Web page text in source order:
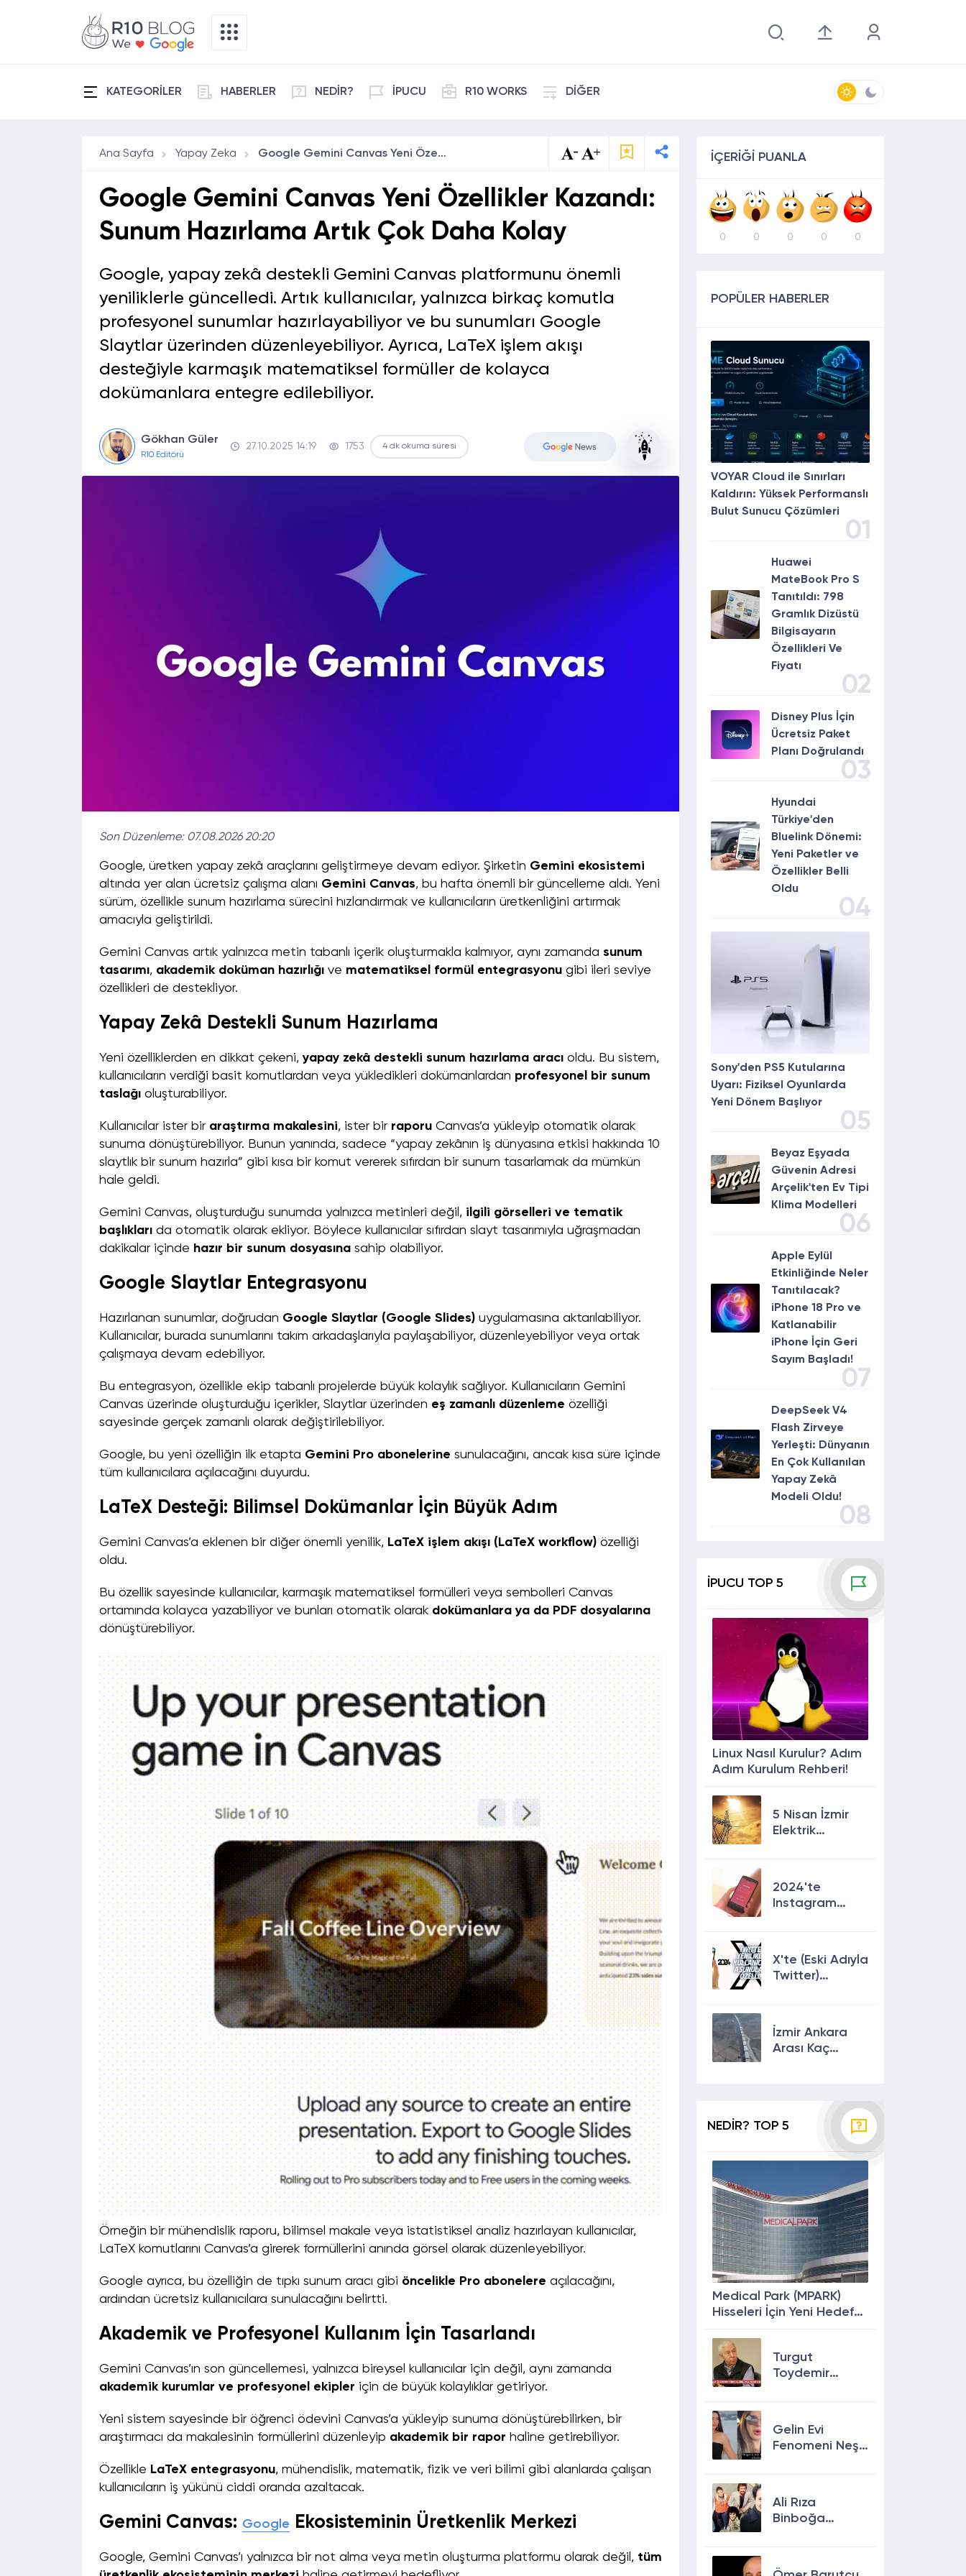
KATEGORİLER HABERLER NEDİR? İPUCU R10 WORKS DİĞER
Ana Sayfa Yapay Zeka Google Gemini Canvas Yeni Özellikler Kazandı: Sunum Hazırlama Artık Çok Daha Kolay
Google Gemini Canvas Yeni Özellikler Kazandı:
Sunum Hazırlama Artık Çok Daha Kolay
Google, yapay zekâ destekli Gemini Canvas platformunu önemli
yeniliklerle güncelledi. Artık kullanıcılar, yalnızca birkaç komutla
profesyonel sunumlar hazırlayabiliyor ve bu sunumları Google
Slaytlar üzerinden düzenleyebiliyor. Ayrıca, LaTeX işlem akışı
desteğiyle karmaşık matematiksel formüller de kolayca
dokümanlara entegre edilebiliyor.
Gökhan Güler
R10 Editörü
27.10.2025 14:19 1753 4 dk okuma süresi
Son Düzenleme: 07.08.2026 20:20
Google, üretken yapay zekâ araçlarını geliştirmeye devam ediyor. Şirketin Gemini ekosistemi
altında yer alan ücretsiz çalışma alanı Gemini Canvas, bu hafta önemli bir güncelleme aldı. Yeni
sürüm, özellikle sunum hazırlama sürecini hızlandırmak ve kullanıcıların üretkenliğini artırmak
amacıyla geliştirildi.
Gemini Canvas artık yalnızca metin tabanlı içerik oluşturmakla kalmıyor, aynı zamanda sunum
tasarımı, akademik doküman hazırlığı ve matematiksel formül entegrasyonu gibi ileri seviye
özellikleri de destekliyor.
Yapay Zekâ Destekli Sunum Hazırlama
Yeni özelliklerden en dikkat çekeni,yapay zekâ destekli sunum hazırlama aracı oldu. Bu sistem,
kullanıcıların verdiği basit komutlardan veya yükledikleri dokümanlardan profesyonel bir sunum
taslağı oluşturabiliyor.
Kullanıcılar ister bir araştırma makalesini, ister bir raporu Canvas’a yükleyip otomatik olarak
sunuma dönüştürebiliyor. Bunun yanında, sadece “yapay zekânın iş dünyasına etkisi hakkında 10
slaytlık bir sunum hazırla” gibi kısa bir komut vererek sıfırdan bir sunum tasarlamak da mümkün
hale geldi.
Gemini Canvas, oluşturduğu sunumda yalnızca metinleri değil, ilgili görselleri ve tematik
başlıkları da otomatik olarak ekliyor. Böylece kullanıcılar sıfırdan slayt tasarımıyla uğraşmadan
dakikalar içinde hazır bir sunum dosyasına sahip olabiliyor.
Google Slaytlar Entegrasyonu
Hazırlanan sunumlar, doğrudan Google Slaytlar (Google Slides) uygulamasına aktarılabiliyor.
Kullanıcılar, burada sunumlarını takım arkadaşlarıyla paylaşabiliyor, düzenleyebiliyor veya ortak
çalışmaya devam edebiliyor.
Bu entegrasyon, özellikle ekip tabanlı projelerde büyük kolaylık sağlıyor. Kullanıcıların Gemini
Canvas üzerinde oluşturduğu içerikler, Slaytlar üzerinden eş zamanlı düzenleme özelliği
sayesinde gerçek zamanlı olarak değiştirilebiliyor.
Google, bu yeni özelliğin ilk etapta Gemini Pro abonelerine sunulacağını, ancak kısa süre içinde
tüm kullanıcılara açılacağını duyurdu.
LaTeX Desteği: Bilimsel Dokümanlar İçin Büyük Adım
Gemini Canvas’a eklenen bir diğer önemli yenilik, LaTeX işlem akışı (LaTeX workflow) özelliği
oldu.
Bu özellik sayesinde kullanıcılar, karmaşık matematiksel formülleri veya sembolleri Canvas
ortamında kolayca yazabiliyor ve bunları otomatik olarak dokümanlara ya da PDF dosyalarına
dönüştürebiliyor.
Örneğin bir mühendislik raporu, bilimsel makale veya istatistiksel analiz hazırlayan kullanıcılar,
LaTeX komutlarını Canvas’a girerek formüllerini anında görsel olarak düzenleyebiliyor.
Google ayrıca, bu özelliğin de tıpkı sunum aracı gibi öncelikle Pro abonelere açılacağını,
ardından ücretsiz kullanıcılara sunulacağını belirtti.
Akademik ve Profesyonel Kullanım İçin Tasarlandı
Gemini Canvas’ın son güncellemesi, yalnızca bireysel kullanıcılar için değil, aynı zamanda
akademik kurumlar ve profesyonel ekipler için de büyük kolaylıklar getiriyor.
Yeni sistem sayesinde bir öğrenci ödevini Canvas’a yükleyip sunuma dönüştürebilirken, bir
araştırmacı da makalesinin formüllerini düzenleyip akademik bir rapor haline getirebiliyor.
Özellikle LaTeX entegrasyonu, mühendislik, matematik, fizik ve veri bilimi gibi alanlarda çalışan
kullanıcıların iş yükünü ciddi oranda azaltacak.
Gemini Canvas: Google Ekosisteminin Üretkenlik Merkezi
Google, Gemini Canvas’ı yalnızca bir not alma veya metin oluşturma platformu olarak değil, tüm
İÇERİĞİ PUANLA
0 0 0 0 0
POPÜLER HABERLER
VOYAR Cloud ile Sınırları
Kaldırın: Yüksek Performanslı
Bulut Sunucu Çözümleri
01
Huawei
MateBook Pro S
Tanıtıldı: 798
Gramlık Dizüstü
Bilgisayarın
Özellikleri Ve
Fiyatı
02
Disney Plus İçin
Ücretsiz Paket
Planı Doğrulandı
03
Hyundai
Türkiye'den
Bluelink Dönemi:
Yeni Paketler ve
Özellikler Belli
Oldu
04
Sony'den PS5 Kutularına
Uyarı: Fiziksel Oyunlarda
Yeni Dönem Başlıyor
05
Beyaz Eşyada
Güvenin Adresi
Arçelik'ten Ev Tipi
Klima Modelleri
06
Apple Eylül
Etkinliğinde Neler
Tanıtılacak?
iPhone 18 Pro ve
Katlanabilir
iPhone İçin Geri
Sayım Başladı!
07
DeepSeek V4
Flash Zirveye
Yerleşti: Dünyanın
En Çok Kullanılan
Yapay Zekâ
Modeli Oldu!
08
İPUCU TOP 5
Linux Nasıl Kurulur? Adım
Adım Kurulum Rehberi!
5 Nisan İzmir
Elektrik
2024'te
Instagram
Etkili Yolları!
X'te (Eski Adıyla
Twitter)
Sunulan Son
Özellikler 2024
İzmir Ankara
Arası Kaç
NEDİR? TOP 5
Medical Park (MPARK)
Hisseleri İçin Yeni Hedef
Potansiyeli
Turgut
Toydemir
Gelin Evi
Fenomeni Neşe
neden öldü?
Ali Rıza
Binboğa
Kalmasın